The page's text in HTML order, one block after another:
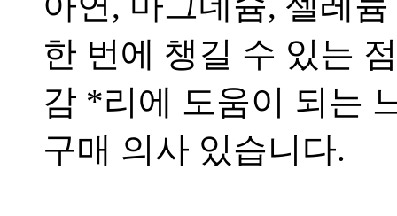
한 번에 챙길 수 있는
감 *리에 도움이 되는
구매 의사 있습니다.